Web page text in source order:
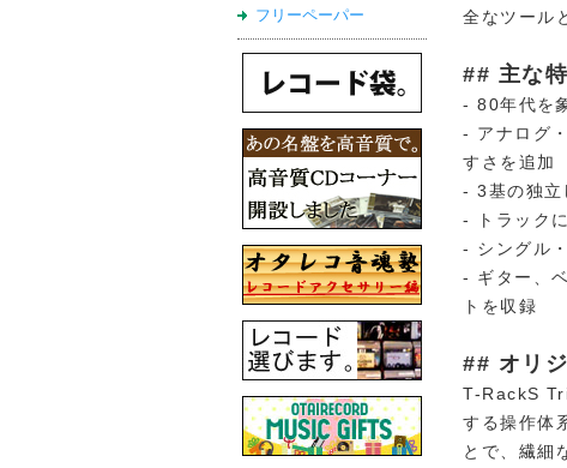
フリーペーパー
全なツール
## 主な
- 80年代を
- アナログ
すさを追加
- 3基の独立
- トラック
- シングル
- ギター、
トを収録
## オリ
T-RackS
する操作体
とで、繊細